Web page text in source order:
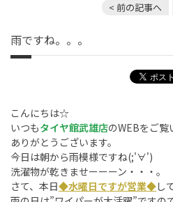
< 前の記事へ
雨ですね。。。
こんにちは☆
いつもタイヤ館武雄店のWEBをご覧
ありがとうございます。
今日は朝から雨模様ですね(;'∀')
洗濯物が乾きませーーーン・・・。
さて、本日◆水曜日ですが営業◆し